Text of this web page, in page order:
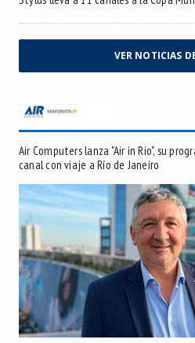
VER NOTICIAS
Air Computers lanza "Air in Rio", su
canal con viaje a Río de Janeiro